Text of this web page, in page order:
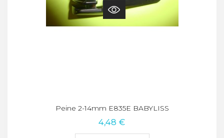
Peine 2-14mm E835E BABYLISS
4,48 €